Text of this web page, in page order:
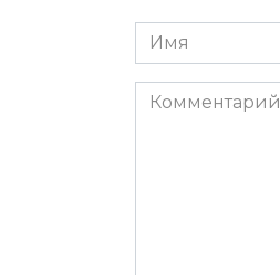
Имя
*
Комментарий